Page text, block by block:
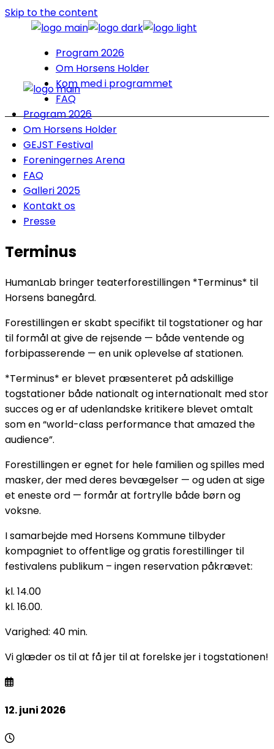
Skip to the content
Program 2026
Om Horsens Holder
Kom med i programmet
FAQ
Program 2026
Om Horsens Holder
GEJST Festival
Foreningernes Arena
FAQ
Galleri 2025
Kontakt os
Presse
Terminus
HumanLab bringer teaterforestillingen *Terminus* til
Horsens banegård.
Forestillingen er skabt specifikt til togstationer og har
til formål at give de rejsende — både ventende og
forbipasserende — en unik oplevelse af stationen.
*Terminus* er blevet præsenteret på adskillige
togstationer både nationalt og internationalt med stor
succes og er af udenlandske kritikere blevet omtalt
som en “world-class performance that amazed the
audience”.
Forestillingen er egnet for hele familien og spilles med
masker, der med deres bevægelser — og uden at sige
et eneste ord — formår at fortrylle både børn og
voksne.
I samarbejde med Horsens Kommune tilbyder
kompagniet to offentlige og gratis forestillinger til
festivalens publikum – ingen reservation påkrævet:
kl. 14.00
kl. 16.00.
Varighed: 40 min.
Vi glæder os til at få jer til at forelske jer i togstationen!
12. juni 2026